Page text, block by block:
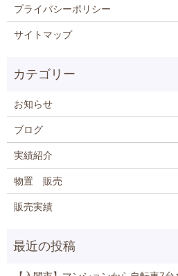
プライバシーポリシー
サイトマップ
お知らせ
ブログ
実績紹介
物置 販売
販売実績